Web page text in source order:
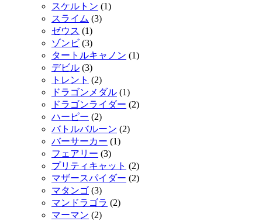
スケルトン (1)
スライム (3)
ゼウス (1)
ゾンビ (3)
タートルキャノン (1)
デビル (3)
トレント (2)
ドラゴンメダル (1)
ドラゴンライダー (2)
ハーピー (2)
バトルバルーン (2)
バーサーカー (1)
フェアリー (3)
プリティキャット (2)
マザースパイダー (2)
マタンゴ (3)
マンドラゴラ (2)
マーマン (2)